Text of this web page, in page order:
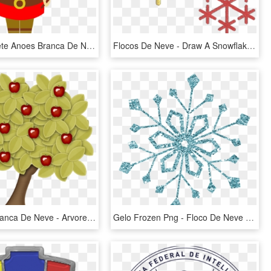
Free Png Sete Anoes Branca De Neve Cute Png Image With - Anões Da Branca De Neve Cute, Transparent Png Flocos De Neve - Draw A Snowflake Simple, HD Png Download
Kit Digital Branca De Neve - Arvore Da Branca De Neve Png, Transparent Png Gelo Frozen Png - Floco De Neve Brilho, Transparent Png